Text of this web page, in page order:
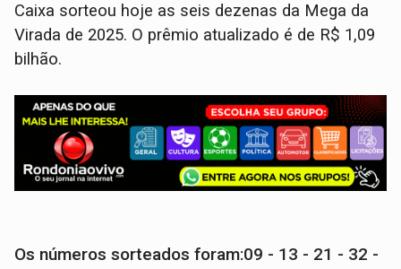
Caixa sorteou hoje as seis dezenas da Mega da
Virada de 2025. O prêmio atualizado é de R$ 1,09
bilhão.
Os números sorteados foram:09 - 13 - 21 - 32 -